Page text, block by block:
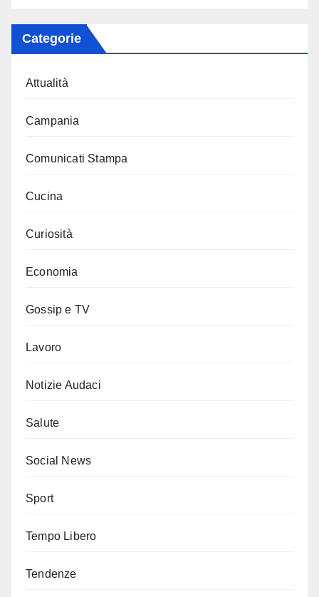
Categorie
Attualità
Campania
Comunicati Stampa
Cucina
Curiosità
Economia
Gossip e TV
Lavoro
Notizie Audaci
Salute
Social News
Sport
Tempo Libero
Tendenze